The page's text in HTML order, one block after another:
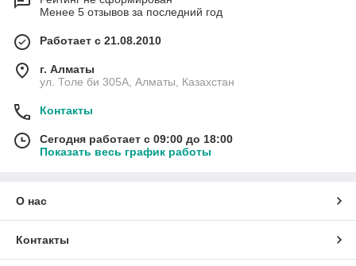
Менее 5 отзывов за последний год
Работает с 21.08.2010
г. Алматы
ул. Толе би 305А, Алматы, Казахстан
Контакты
Сегодня работает с 09:00 до 18:00
Показать весь график работы
О нас
Контакты